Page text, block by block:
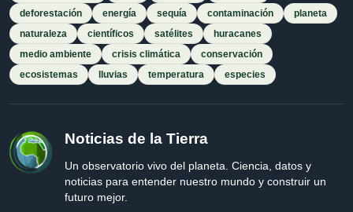
deforestación
energía sequía contaminación
planeta
naturaleza
científicos satélites
huracanes
medio ambiente
crisis climática
conservación
ecosistemas
lluvias temperatura especies
Noticias de la Tierra
Un observatorio vivo del planeta. Ciencia, datos y
noticias para entender nuestro mundo y construir un
futuro mejor.